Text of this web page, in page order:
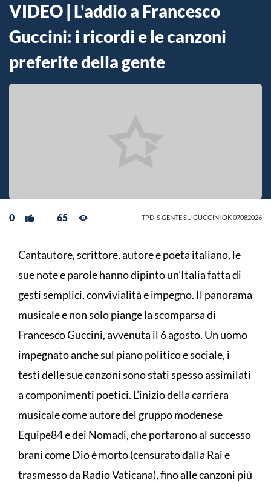
VIDEO | L'addio a Francesco
Guccini: i ricordi e le canzoni
preferite della gente
0 65 TPD-S GENTE SU GUCCINI OK 07082026
Cantautore, scrittore, autore e poeta italiano, le
sue note e parole hanno dipinto un’Italia fatta di
gesti semplici, convivialità e impegno. Il panorama
musicale e non solo piange la scomparsa di
Francesco Guccini, avvenuta il 6 agosto. Un uomo
impegnato anche sul piano politico e sociale, i
testi delle sue canzoni sono stati spesso assimilati
a componimenti poetici. L’inizio della carriera
musicale come autore del gruppo modenese
Equipe84 e dei Nomadi, che portarono al successo
brani come Dio è morto (censurato dalla Rai e
trasmesso da Radio Vaticana), fino alle canzoni più